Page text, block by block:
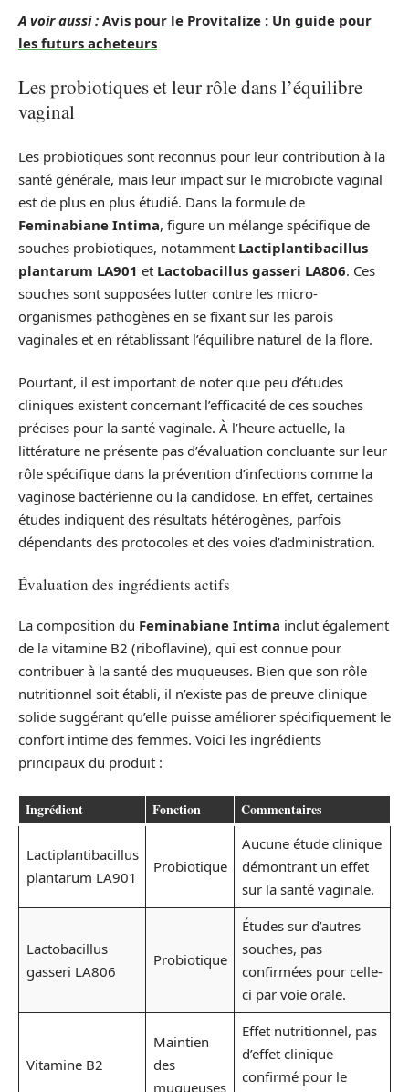
A voir aussi : Avis pour le Provitalize : Un guide pour
les futurs acheteurs
Les probiotiques et leur rôle dans l’équilibre
vaginal
Les probiotiques sont reconnus pour leur contribution à la
santé générale, mais leur impact sur le microbiote vaginal
est de plus en plus étudié. Dans la formule de
Feminabiane Intima, figure un mélange spécifique de
souches probiotiques, notamment Lactiplantibacillus
plantarum LA901 et Lactobacillus gasseri LA806. Ces
souches sont supposées lutter contre les micro-
organismes pathogènes en se fixant sur les parois
vaginales et en rétablissant l’équilibre naturel de la flore.
Pourtant, il est important de noter que peu d’études
cliniques existent concernant l’efficacité de ces souches
précises pour la santé vaginale. À l’heure actuelle, la
littérature ne présente pas d’évaluation concluante sur leur
rôle spécifique dans la prévention d’infections comme la
vaginose bactérienne ou la candidose. En effet, certaines
études indiquent des résultats hétérogènes, parfois
dépendants des protocoles et des voies d’administration.
Évaluation des ingrédients actifs
La composition du Feminabiane Intima inclut également
de la vitamine B2 (riboflavine), qui est connue pour
contribuer à la santé des muqueuses. Bien que son rôle
nutritionnel soit établi, il n’existe pas de preuve clinique
solide suggérant qu’elle puisse améliorer spécifiquement le
confort intime des femmes. Voici les ingrédients
principaux du produit :
Ingrédient Fonction Commentaires
Lactiplantibacillus
plantarum LA901
Probiotique
Aucune étude clinique
démontrant un effet
sur la santé vaginale.
Lactobacillus
gasseri LA806
Probiotique
Études sur d’autres
souches, pas
confirmées pour celle-
ci par voie orale.
Vitamine B2
Maintien
des
muqueuses
Effet nutritionnel, pas
d’effet clinique
confirmé pour le